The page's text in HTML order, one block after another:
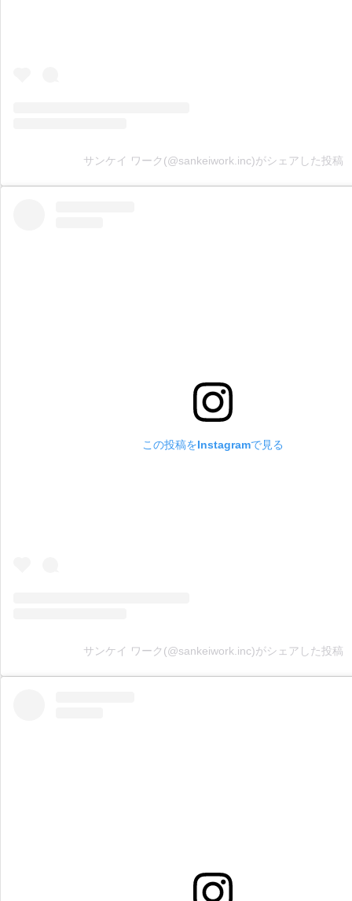
サンケイ ワーク(@sankeiwork.inc)がシェアした投稿
この投稿をInstagramで見る
サンケイ ワーク(@sankeiwork.inc)がシェアした投稿